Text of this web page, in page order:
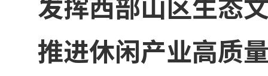
发挥西部山区生态
推进休闲产业高质